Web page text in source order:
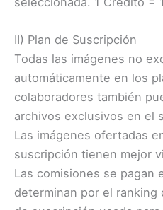
II) Plan de Suscripción
Todas las imágenes no
automáticamente en los
colaboradores también
archivos exclusivos en el
Las imágenes ofertadas
suscripción tienen mejor
Las comisiones se pagan
determinan por el